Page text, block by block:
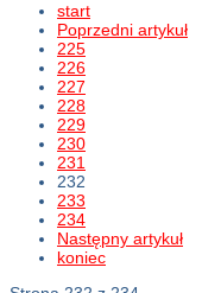
start
Poprzedni artykuł
225
226
227
228
229
230
231
232
233
234
Następny artykuł
koniec